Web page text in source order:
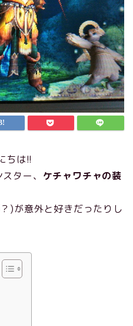
ちは!!
ター、 ケチャワチャの装
)が意外と好きだったりし